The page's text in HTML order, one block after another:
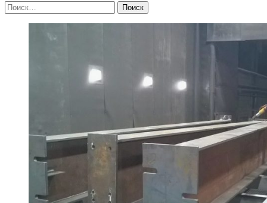
Найти: